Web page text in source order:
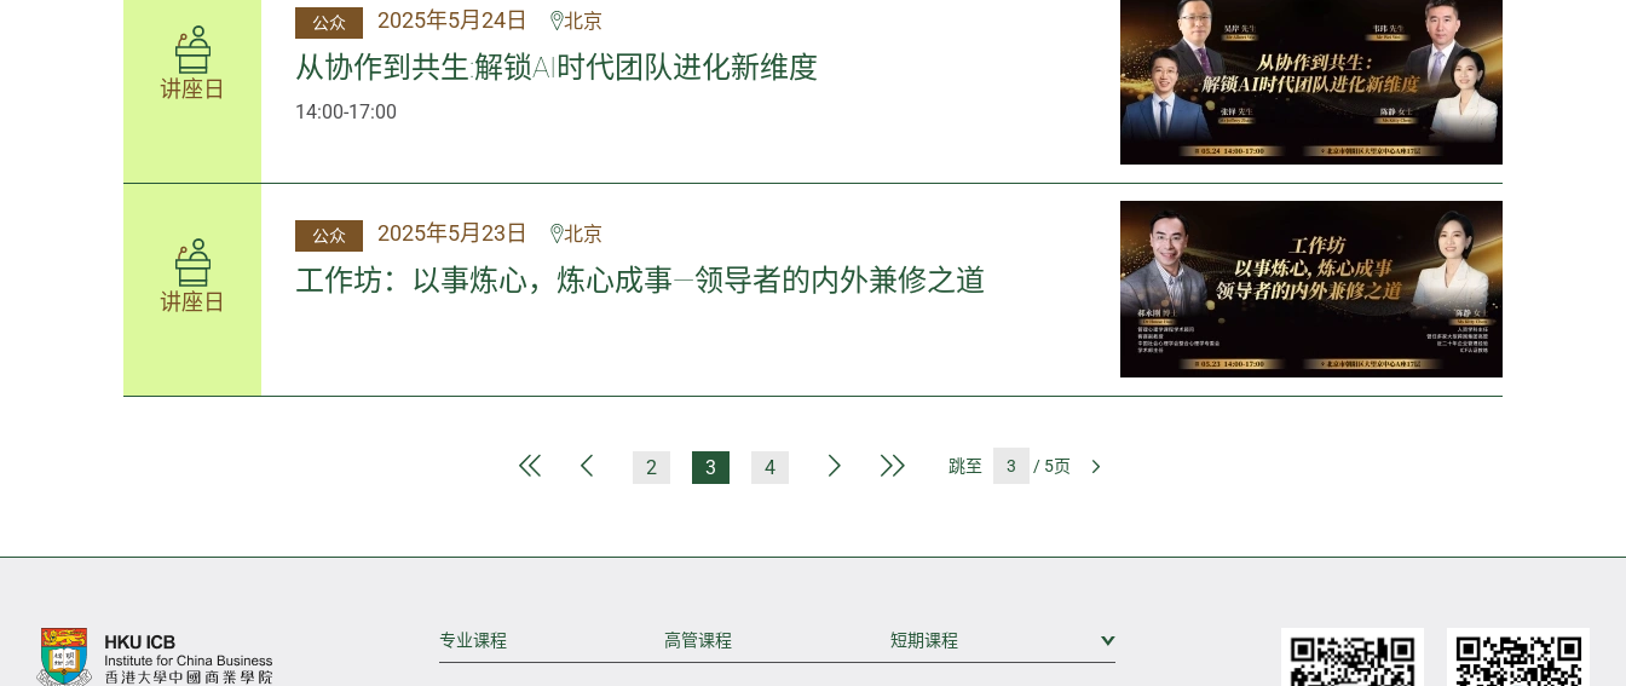
讲座日
公众 2025年5月24日 北京
从协作到共生:解锁AI时代团队进化新维度
14:00-17:00
讲座日
公众 2025年5月23日 北京
工作坊：以事炼心，炼心成事—领导者的内外兼修之道
第一页 上一页
2 3 4 下一页 最后一页
跳至 / 5页
专业课程 高管课程 短期课程